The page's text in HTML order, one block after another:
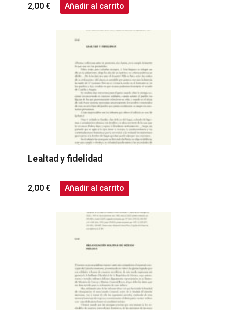
2,00 € Añadir al carrito
Lealtad y fidelidad
2,00 € Añadir al carrito